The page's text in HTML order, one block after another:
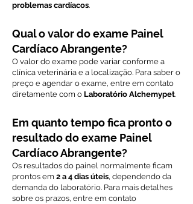
problemas cardíacos.
Qual o valor do exame Painel
Cardíaco Abrangente?
O valor do exame pode variar conforme a
clínica veterinária e a localização. Para saber o
preço e agendar o exame, entre em contato
diretamente com o Laboratório Alchemypet.
Em quanto tempo fica pronto o
resultado do exame Painel
Cardíaco Abrangente?
Os resultados do painel normalmente ficam
prontos em 2 a 4 dias úteis, dependendo da
demanda do laboratório. Para mais detalhes
sobre os prazos, entre em contato